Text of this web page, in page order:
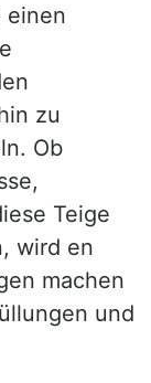
einen
zu
Ob
Teige
wird en
machen
und